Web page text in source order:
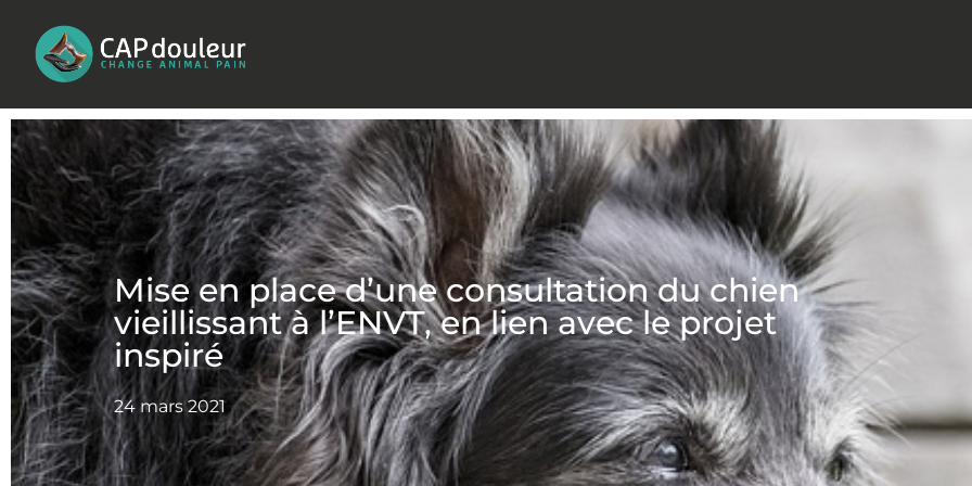
contenu
Mise en place d’une consultation du chien
vieillissant à l’ENVT, en lien avec le projet
inspiré
24 mars 2021